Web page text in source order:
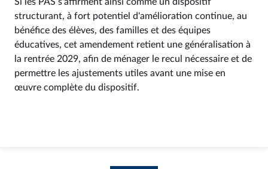
structurant, à fort potentiel d'amélioration continue, au
bénéfice des élèves, des familles et des équipes
éducatives, cet amendement retient une généralisation à
la rentrée 2029, afin de ménager le recul nécessaire et de
permettre les ajustements utiles avant une mise en
œuvre complète du dispositif.